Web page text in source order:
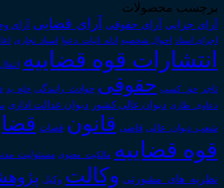
برچسب محصولات
آرای جزایی آرای حقوقی آرای قضایی آرای
اجرای اسناد احوال شخصیه ادله_اثبات_دعوا اسناد_تجاری
انتشارات قوه قضاییه
تاجر حق_کسب حقوقی حوادث_رانندگی خلع_ید
دعاوی_طاری دیوان عالی کشور دیوان عدالت اداری
شعب_دیوان_عالی قاضی قانون قضات
قوه قضاییه مالکیت_معنوی
نظریه_های_مشورتی وکالت وکیل